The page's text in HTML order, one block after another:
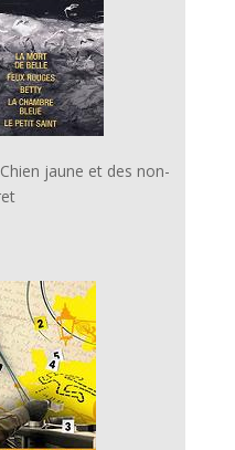
jaune et des non-